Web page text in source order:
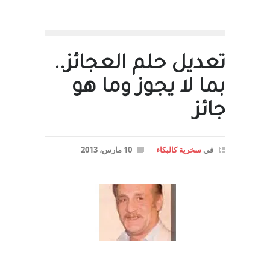
تعديل حلم العجائز..
بما لا يجوز وما هو
جائز
في سخرية كالبكاء 10 مارس، 2013